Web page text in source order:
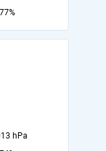
77%
hPa